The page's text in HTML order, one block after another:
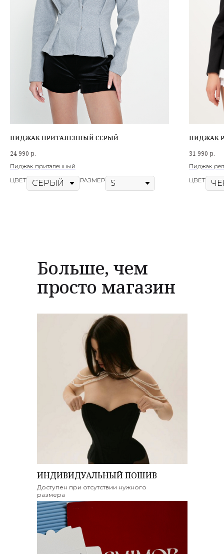
ПИДЖАК ПРИТАЛЕННЫЙ СЕРЫЙ
24 990 р.
Пиджак приталенный
ЦВЕТ
РАЗМЕР
ПИДЖАК
31 990 р.
Пиджак
ЦВЕТ
Больше, чем
просто магазин
Доступен при отсутствии нужного
размера
ИНДИВИДУАЛЬНЫЙ ПОШИВ